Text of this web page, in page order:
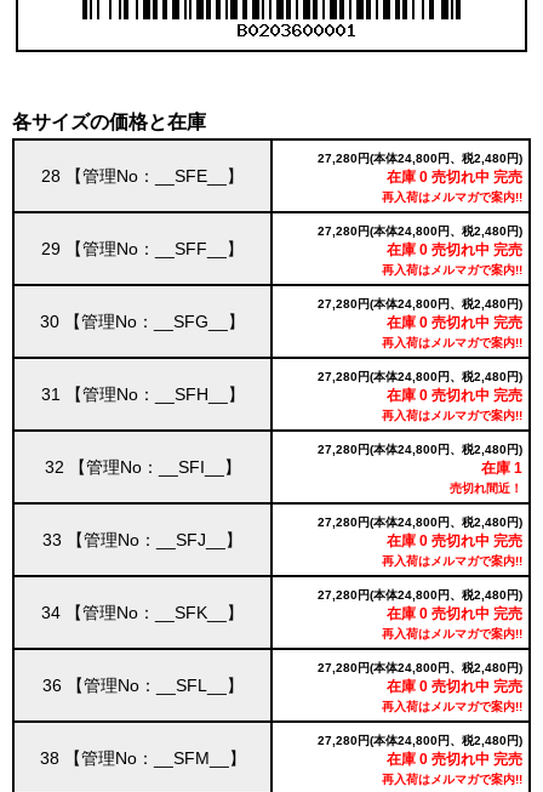
各サイズの価格と在庫
28 【管理No：__SFE__】
27,280円(本体24,800円、税2,480円)
在庫 0 売切れ中 完売
再入荷はメルマガで案内!!
29 【管理No：__SFF__】
27,280円(本体24,800円、税2,480円)
在庫 0 売切れ中 完売
再入荷はメルマガで案内!!
30 【管理No：__SFG__】
27,280円(本体24,800円、税2,480円)
在庫 0 売切れ中 完売
再入荷はメルマガで案内!!
31 【管理No：__SFH__】
27,280円(本体24,800円、税2,480円)
在庫 0 売切れ中 完売
再入荷はメルマガで案内!!
32 【管理No：__SFI__】
27,280円(本体24,800円、税2,480円)
在庫 1
売切れ間近！
33 【管理No：__SFJ__】
27,280円(本体24,800円、税2,480円)
在庫 0 売切れ中 完売
再入荷はメルマガで案内!!
34 【管理No：__SFK__】
27,280円(本体24,800円、税2,480円)
在庫 0 売切れ中 完売
再入荷はメルマガで案内!!
36 【管理No：__SFL__】
27,280円(本体24,800円、税2,480円)
在庫 0 売切れ中 完売
再入荷はメルマガで案内!!
38 【管理No：__SFM__】
27,280円(本体24,800円、税2,480円)
在庫 0 売切れ中 完売
再入荷はメルマガで案内!!